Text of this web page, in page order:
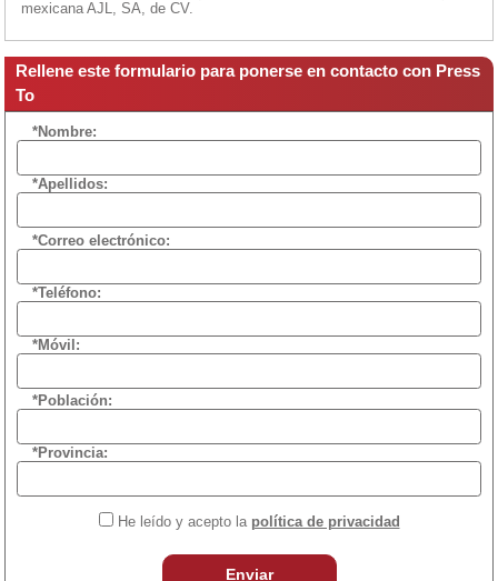
mexicana AJL, SA, de CV.
Rellene este formulario para ponerse en contacto con Press
To
*Nombre:
*Apellidos:
*Correo electrónico:
*Teléfono:
*Móvil:
*Población:
*Provincia:
He leído y acepto la política de privacidad
Enviar